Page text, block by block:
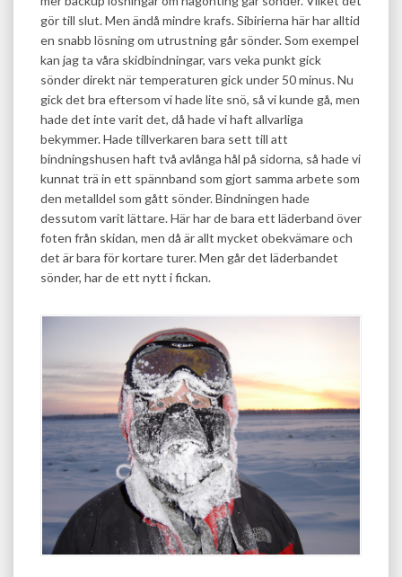
gör till slut. Men ändå mindre krafs. Sibirierna här har alltid
en snabb lösning om utrustning går sönder. Som exempel
kan jag ta våra skidbindningar, vars veka punkt gick
sönder direkt när temperaturen gick under 50 minus. Nu
gick det bra eftersom vi hade lite snö, så vi kunde gå, men
hade det inte varit det, då hade vi haft allvarliga
bekymmer. Hade tillverkaren bara sett till att
bindningshusen haft två avlånga hål på sidorna, så hade vi
kunnat trä in ett spännband som gjort samma arbete som
den metalldel som gått sönder. Bindningen hade
dessutom varit lättare. Här har de bara ett läderband över
foten från skidan, men då är allt mycket obekvämare och
det är bara för kortare turer. Men går det läderbandet
sönder, har de ett nytt i fickan.